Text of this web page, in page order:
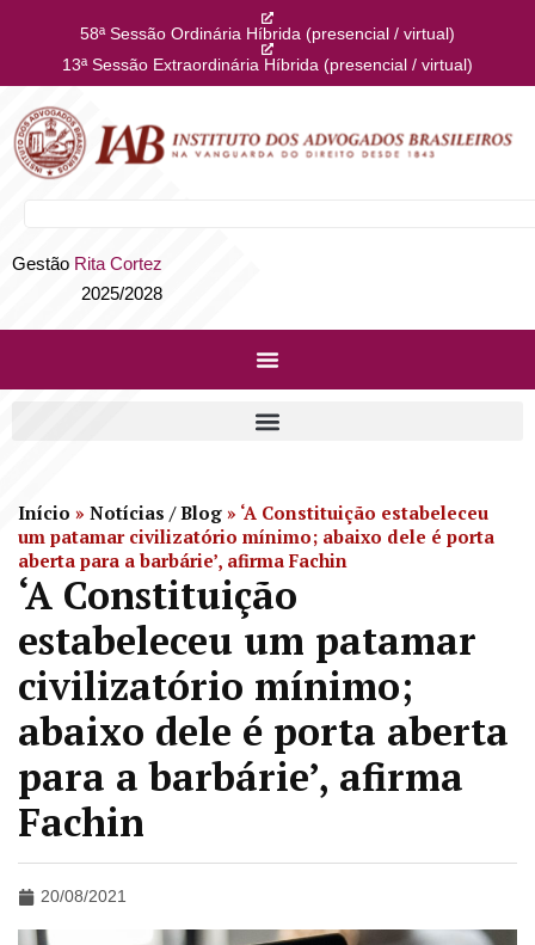
58ª Sessão Ordinária Híbrida (presencial / virtual)
13ª Sessão Extraordinária Híbrida (presencial / virtual)
Gestão Rita Cortez
2025/2028
Início » Notícias / Blog » ‘A Constituição estabeleceu
um patamar civilizatório mínimo; abaixo dele é porta
aberta para a barbárie’, afirma Fachin
‘A Constituição
estabeleceu um patamar
civilizatório mínimo;
abaixo dele é porta aberta
para a barbárie’, afirma
Fachin
20/08/2021